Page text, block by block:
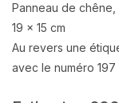
Panneau de
19 x 15 cm
Au revers une
avec le numéro